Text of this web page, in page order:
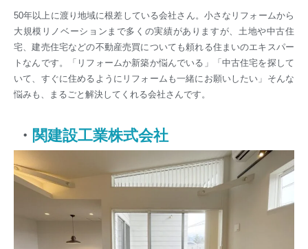
50年以上に渡り地域に根差している会社さん。小さなリフォームから
大規模リノベーションまで多くの実績がありますが、土地や中古住
宅、建売住宅などの不動産売買についても頼れる住まいのエキスパー
トなんです。「リフォームか新築か悩んでいる」「中古住宅を探して
いて、すぐに住めるようにリフォームも一緒にお願いしたい」そんな
悩みも、まるごと解決してくれる会社さんです。
・ 関建設工業株式会社